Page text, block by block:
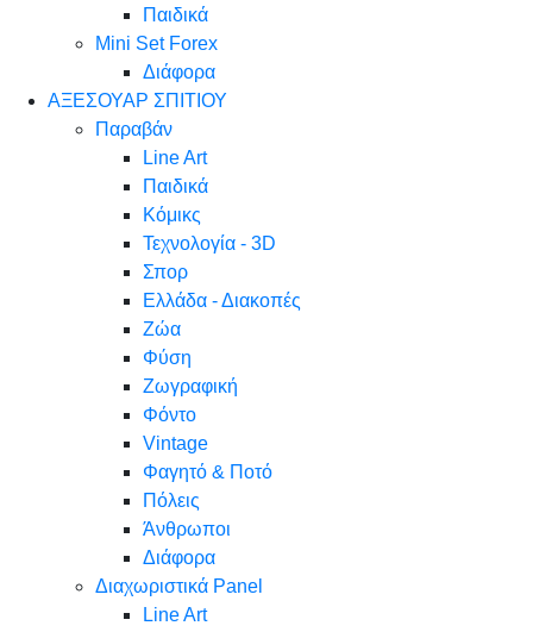
Παιδικά
Mini Set Forex
Διάφορα
ΑΞΕΣΟΥΑΡ ΣΠΙΤΙΟΥ
Παραβάν
Line Art
Παιδικά
Κόμικς
Τεχνολογία - 3D
Σπορ
Ελλάδα - Διακοπές
Ζώα
Φύση
Ζωγραφική
Φόντο
Vintage
Φαγητό & Ποτό
Πόλεις
Άνθρωποι
Διάφορα
Διαχωριστικά Panel
Line Art